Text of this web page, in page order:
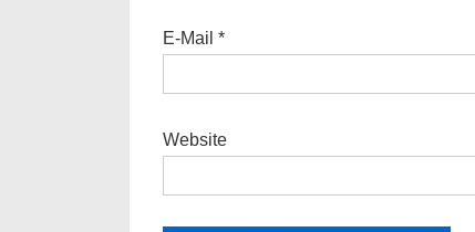
E-Mail *
Website